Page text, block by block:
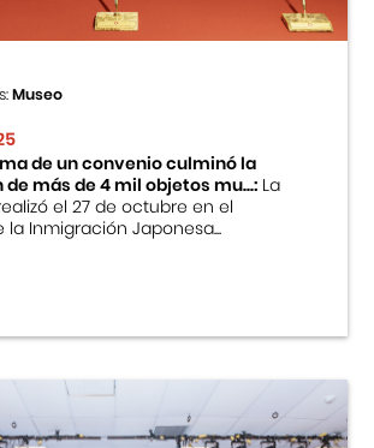
Museo
de un convenio culminó la
más de 4 mil objetos mu...:La
el 27 de octubre en el
la Inmigración Japonesa...